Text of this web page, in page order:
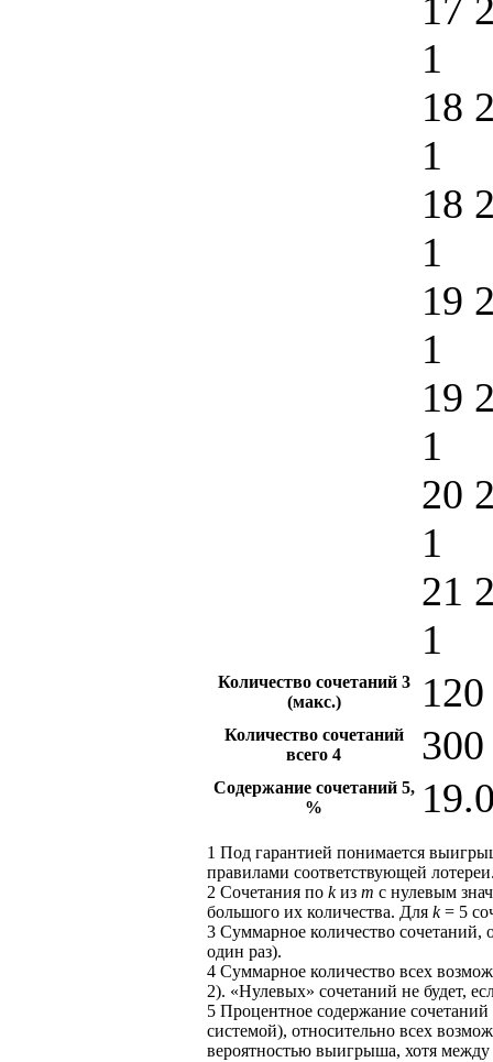
17
1
18
1
18
1
19
1
19
1
20
1
21
1
Количество сочетаний 3
(макс.)
Количество сочетаний
всего 4 300
Содержание сочетаний 5,
%
1 Под гарантией понимается
правилами соответствующей
2 Сочетания по kиз m с нулевым
большого их количества. Для k= 5
3 Суммарное количество
один раз).
4 Суммарное количество всех
2). «Нулевых» сочетаний не будет,
5 Процентное содержание
системой), относительно всех
вероятностью выигрыша, хотя